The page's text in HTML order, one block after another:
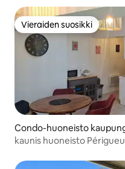
Vieraiden suosikki
Vieraiden suosikki
Condo-huoneisto
kaunis huoneisto